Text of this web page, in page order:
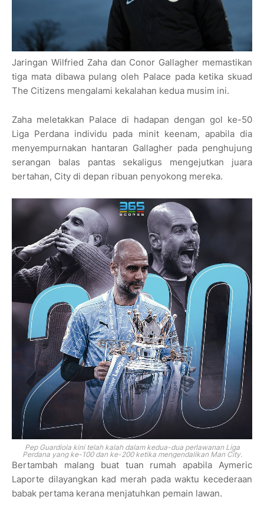
Jaringan Wilfried Zaha dan Conor Gallagher memastikan
tiga mata dibawa pulang oleh Palace pada ketika skuad
The Citizens mengalami kekalahan kedua musim ini.
Zaha meletakkan Palace di hadapan dengan gol ke-50
Liga Perdana individu pada minit keenam, apabila dia
menyempurnakan hantaran Gallagher pada penghujung
serangan balas pantas sekaligus mengejutkan juara
bertahan, City di depan ribuan penyokong mereka.
Pep Guardiola kini telah kalah dalam kedua-dua perlawanan Liga
Perdana yang ke-100 dan ke-200 ketika mengendalikan Man City.
Bertambah malang buat tuan rumah apabila Aymeric
Laporte dilayangkan kad merah pada waktu kecederaan
babak pertama kerana menjatuhkan pemain lawan.